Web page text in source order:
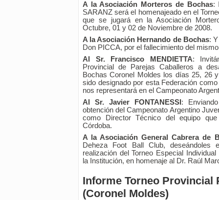
A la Asociación Morteros de Bochas:
SARANZ será el homenajeado en el
que se jugará en la Asociación
Octubre, 01 y 02 de Noviembre de 2008.
A la Asociación Hernando de Bochas:
Don PICCA, por el fallecimiento del
Al Sr. Francisco MENDIETTA:
Provincial de Parejas Caballeros a
Bochas Coronel Moldes los días 25, 26
sido designado por esta Federación
nos representará en el Campeonato
Al Sr. Javier FONTANESSI :
obtención del Campeonato Argentino
como Director Técnico del equipo
Córdoba.
A la Asociación General Cabrera de
Deheza Foot Ball Club,
realización del Torneo Especial
la Institución, en homenaje al Dr. Raúl
Informe Torneo Provincial
(Coronel Moldes)